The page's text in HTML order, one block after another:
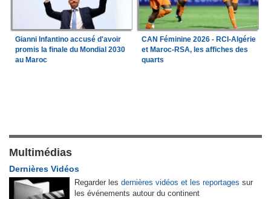
Gianni Infantino accusé d'avoir
promis la finale du Mondial 2030
au Maroc
CAN Féminine 2026 - RCI-Algérie
et Maroc-RSA, les affiches des
quarts
Multimédias
Dernières Vidéos
Regarder les dernières vidéos et les reportages sur
les événements autour du continent